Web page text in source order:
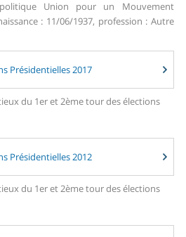
Union pour un Mouvement
: 11/06/1937, profession : Autre
Présidentielles 2017
du 1er et 2ème tour des élections
Présidentielles 2012
du 1er et 2ème tour des élections